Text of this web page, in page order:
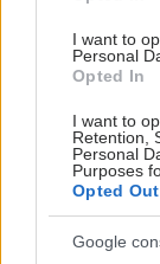
I want to
Personal
Opted In
I want to
Retention,
Personal
Purposes
Opted Out
Google